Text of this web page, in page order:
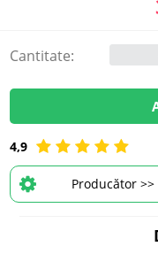
4,9
Producător >>
Cantitate: